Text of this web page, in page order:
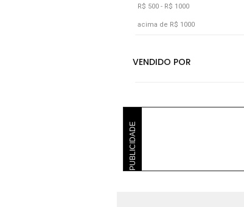
Off-white
Prata
Rosa
R$ 500 - R$ 1000
acima de R$ 1000
PUBLICIDADE